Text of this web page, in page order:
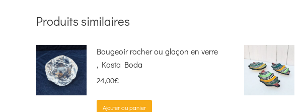
Produits similaires
Bougeoir rocher ou glaçon en verre
, Kosta Boda
24,00€
Ajouter au panier